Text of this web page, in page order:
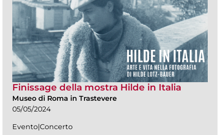
Finissage della mostra Hilde in Italia
Museo di Roma in Trastevere
05/05/2024
Evento|Concerto